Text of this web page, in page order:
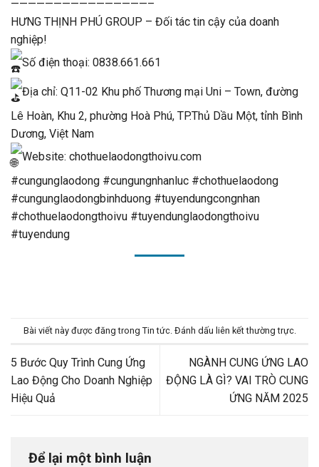
————————————————–
HƯNG THỊNH PHÚ GROUP – Đối tác tin cậy của doanh
nghiệp!
Số điện thoại: 0838.661.661
Địa chỉ: Q11-02 Khu phố Thương mại Uni – Town, đường
Lê Hoàn, Khu 2, phường Hoà Phú, TP.Thủ Dầu Một, tỉnh Bình
Dương, Việt Nam
Website: chothuelaodongthoivu.com
#cungunglaodong #cungungnhanluc #chothuelaodong
#cungunglaodongbinhduong #tuyendungcongnhan
#chothuelaodongthoivu #tuyendunglaodongthoivu
#tuyendung
Bài viết này được đăng trong Tin tức. Đánh dấu liên kết thường trực.
5 Bước Quy Trình Cung Ứng
Lao Động Cho Doanh Nghiệp
Hiệu Quả
NGÀNH CUNG ỨNG LAO
ĐỘNG LÀ GÌ? VAI TRÒ CUNG
ỨNG NĂM 2025
Để lại một bình luận